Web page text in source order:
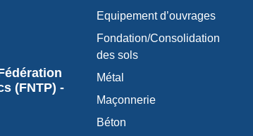
(FNTP) -
Equipement d’ouvrages
Fondation/Consolidation
des sols
Métal
Maçonnerie
Béton